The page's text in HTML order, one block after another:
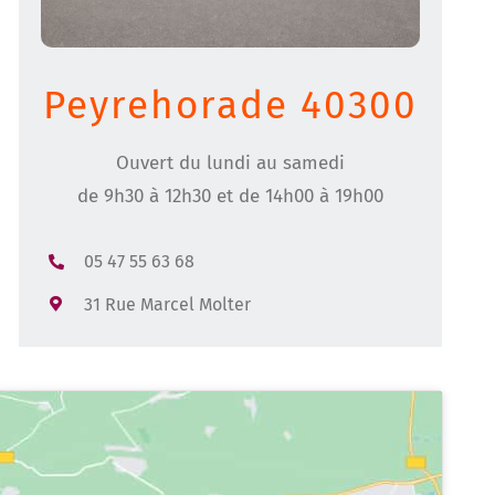
Peyrehorade 40300
Ouvert du lundi au samedi
de 9h30 à 12h30 et de 14h00 à 19h00
05 47 55 63 68
31 Rue Marcel Molter